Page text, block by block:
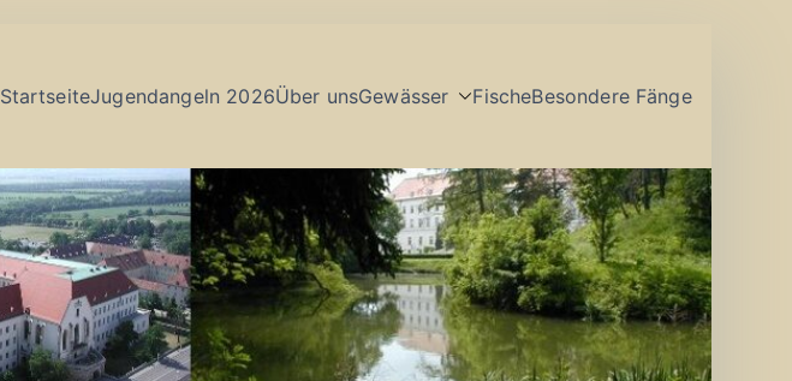
StartseiteJugendangeln 2026Über unsGewässer FischeBesondere Fänge